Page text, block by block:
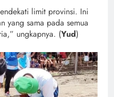
limit provinsi. Ini
yang sama pada semua
ungkapnya. (Yud)